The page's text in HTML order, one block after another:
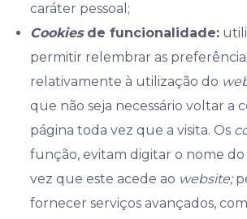
caráter pessoal;
Cookiesde funcionalidade:
permitir relembrar as
relativamente à utilização do
que não seja necessário voltar a
página toda vez que a visita. Os
função, evitam digitar o nome do
vez que este acede ao website;
fornecer serviços avançados,